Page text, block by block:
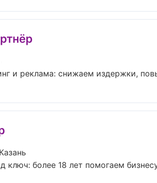
и реклама: снижаем издержки,
ключ: более 18 лет помогаем